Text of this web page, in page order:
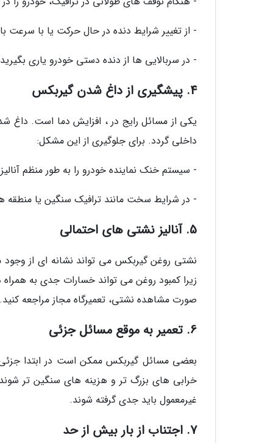
- از تغییر شرایط دنده در حال حرکت یا با سرعت
- در سربالایی ها از دنده دستی خودرو یاری
4. پیشگیری از داغ شدن گیربکس
یکی از مسائل رایج در ، افزایش دما است.
داخلی گردد. برای جلوگیری از این مشکل:
- سیستم خنک نماینده خودرو را به طور منظم
- در شرایط سخت مانند ترافیک سنگین یا منطقه ها
5. آنالیز نشتی های احتمالی
نشتی روغن گیربکس می تواند نشانه ای از
زیرا کمبود روغن می تواند خسارات جدی به همراه
صورت مشاهده نشتی، تعمیرگاه مجاز مراجعه کنید.
6. تعمیر به موقع مسائل جزئی
بعضی مسائل گیربکس ممکن است در ابتدا جزئی
خرابی های بزرگ تر و هزینه های سنگین تر
غیرمعمول باید جدی گرفته شوند.
7. اجتناب از بار بیش از حد